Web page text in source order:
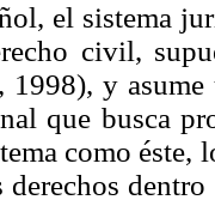
el sistema
civil,
, 1998), y
que busca
como éste,
derechos